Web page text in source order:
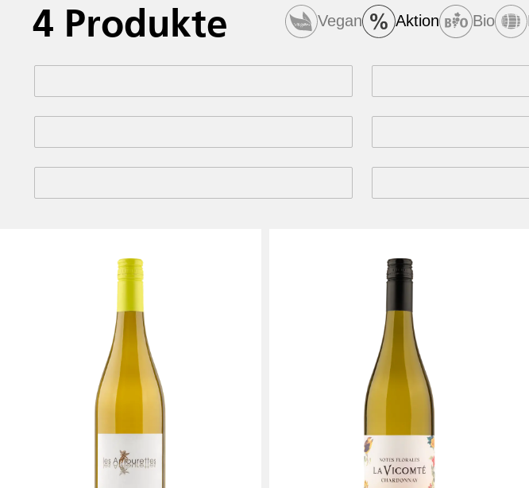
4 Produkte Vegan Aktion Bio